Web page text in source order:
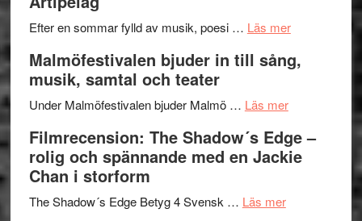
genrens
terräng
på
Efter en sommar fylld av musik, poesi … Läs merom
Endre,
Roland
Pöntinen
Scensommar
Malmöfestivalen bjuder in till sång,
musik, samtal och teater
Under Malmöfestivalen bjuder Malmö … Läs merom
bjuder
in
Filmrecension: The Shadow´s Edge –
rolig och spännande med en Jackie
Chan i storform
The Shadow´s Edge Betyg 4 Svensk … Läs merom